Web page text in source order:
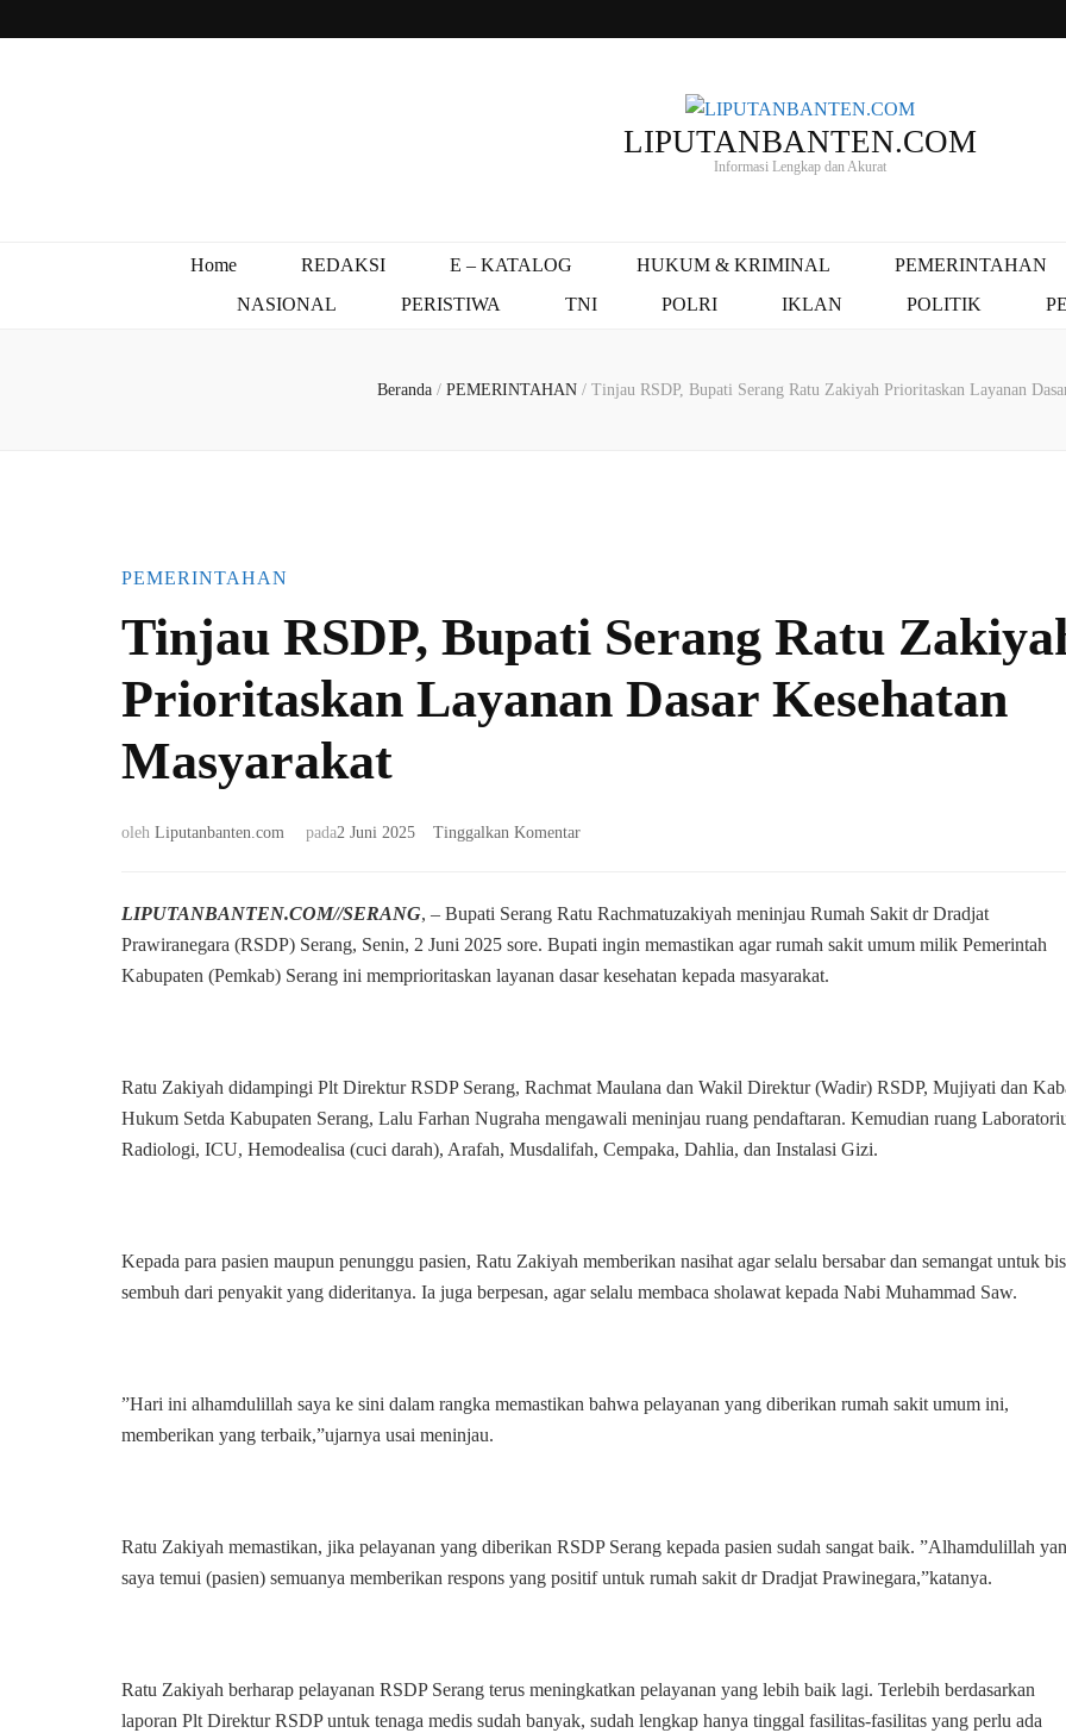
LIPUTANBANTEN.COM
Informasi Lengkap dan Akurat
Home REDAKSI E – KATALOG HUKUM & KRIMINAL
PEMERINTAHAN
NASIONAL
PERISTIWA TNI POLRI IKLAN POLITIK
Beranda / PEMERINTAHAN / Tinjau RSDP, Bupati Serang Ratu Zakiyah Prioritaskan Layanan
PEMERINTAHAN
Tinjau RSDP, Bupati Serang Ratu
Prioritaskan Layanan Dasar Kesehatan
Masyarakat
oleh Liputanbanten.com pada2 Juni 2025 Tinggalkan Komentarpada
Bupati
Ratu
Zakiyah
Kesehatan
LIPUTANBANTEN.COM//SERANG, – Bupati Serang Ratu Rachmatuzakiyah meninjau Rumah Sakit dr Dradjat
Prawiranegara (RSDP) Serang, Senin, 2 Juni 2025 sore. Bupati ingin memastikan agar rumah sakit umum milik Pemerintah
Kabupaten (Pemkab) Serang ini memprioritaskan layanan dasar kesehatan kepada masyarakat.
Ratu Zakiyah didampingi Plt Direktur RSDP Serang, Rachmat Maulana dan Wakil Direktur (Wadir) RSDP, Mujiyati dan
Hukum Setda Kabupaten Serang, Lalu Farhan Nugraha mengawali meninjau ruang pendaftaran. Kemudian ruang
Radiologi, ICU, Hemodealisa (cuci darah), Arafah, Musdalifah, Cempaka, Dahlia, dan Instalasi Gizi.
Kepada para pasien maupun penunggu pasien, Ratu Zakiyah memberikan nasihat agar selalu bersabar dan semangat untuk
sembuh dari penyakit yang dideritanya. Ia juga berpesan, agar selalu membaca sholawat kepada Nabi Muhammad Saw.
”Hari ini alhamdulillah saya ke sini dalam rangka memastikan bahwa pelayanan yang diberikan rumah sakit umum ini,
memberikan yang terbaik,”ujarnya usai meninjau.
Ratu Zakiyah memastikan, jika pelayanan yang diberikan RSDP Serang kepada pasien sudah sangat baik. ”Alhamdulillah
saya temui (pasien) semuanya memberikan respons yang positif untuk rumah sakit dr Dradjat Prawinegara,”katanya.
Ratu Zakiyah berharap pelayanan RSDP Serang terus meningkatkan pelayanan yang lebih baik lagi. Terlebih berdasarkan
laporan Plt Direktur RSDP untuk tenaga medis sudah banyak, sudah lengkap hanya tinggal fasilitas-fasilitas yang perlu ada